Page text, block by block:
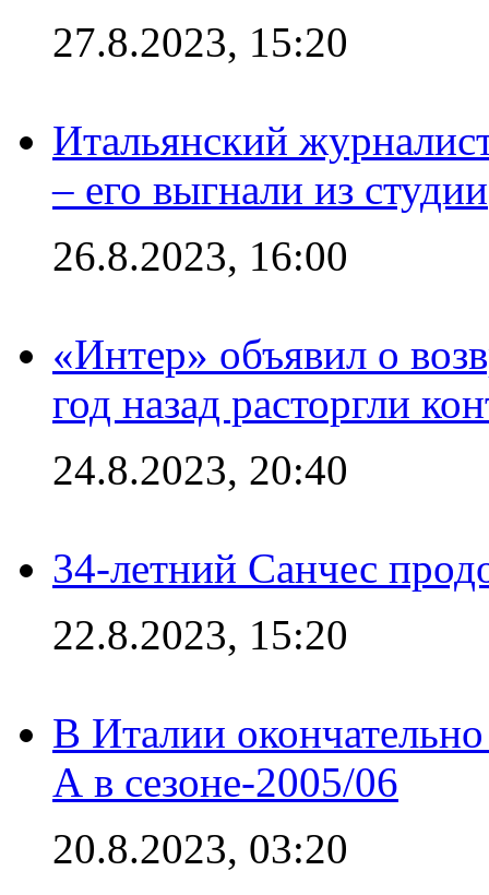
27.8.2023, 15:20
Итальянский
– его выгнали из студии
26.8.2023, 16:00
«Интер» объявил о
год назад расторгли
24.8.2023, 20:40
34-летний Санчес
22.8.2023, 15:20
В Италии
А в сезоне-2005/06
20.8.2023, 03:20